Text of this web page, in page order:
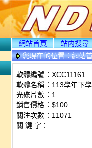
網站首頁 站内搜尋
您現在的位置：網站
軟體編號：XCC11161
軟體名稱：113學年下
光碟片數：1
銷售價格：$100
關注次數： 11071
關 鍵 字：